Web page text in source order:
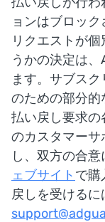
ョンはブロッ
リクエストが
うかの決定は
ます。サブス
のための部分
払い戻し要求
のカスタマー
し、双方の合意
ェブサイト で購
戻しを受ける